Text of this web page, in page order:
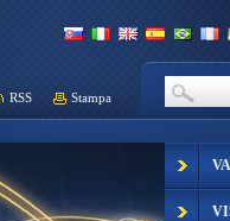
RSS Stampa